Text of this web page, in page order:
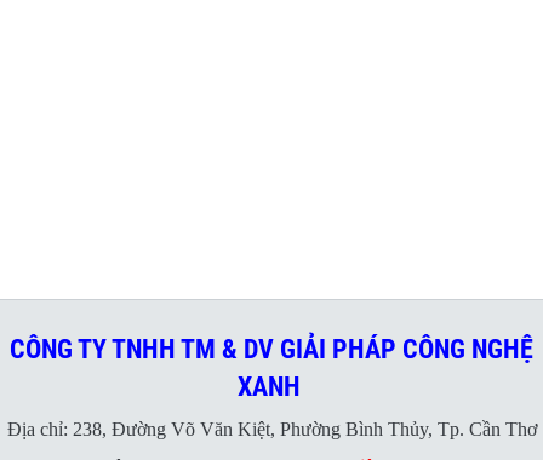
CÔNG TY TNHH TM & DV GIẢI PHÁP CÔNG NGHỆ
XANH
Địa chỉ: 238, Đường Võ Văn Kiệt, Phường Bình Thủy, Tp. Cần Thơ